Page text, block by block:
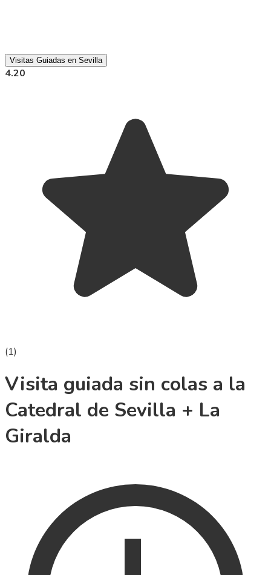
Visitas Guiadas en Sevilla
4.20
(1)
Visita guiada sin colas a la
Catedral de Sevilla + La
Giralda